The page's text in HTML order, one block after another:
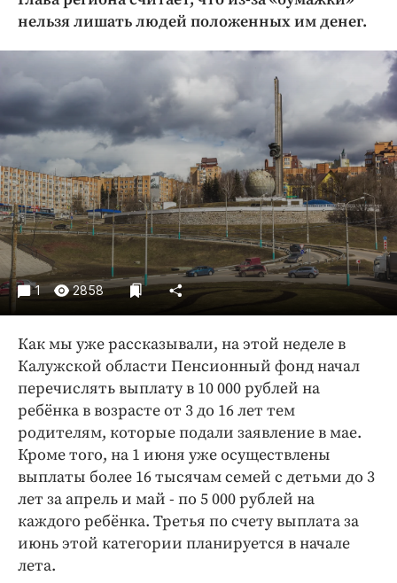
Криминал
Недвижимость и ЖКХ
Образование
Общество
Погода
Праздники
Происшествия
Спорт
Экономика и бизнес
ПРОЕКТЫ
Издания
Медиаперсона
Интересное чтиво
Клиника года
Бренд года
Работодатель года
нельзя лишать людей положенных им денег.
1 2858
Как мы уже рассказывали, на этой неделе в
Калужской области Пенсионный фонд начал
перечислять выплату в 10 000 рублей на
ребёнка в возрасте от 3 до 16 лет тем
родителям, которые подали заявление в мае.
Кроме того, на 1 июня уже осуществлены
выплаты более 16 тысячам семей с детьми до 3
лет за апрель и май - по 5 000 рублей на
каждого ребёнка. Третья по счету выплата за
июнь этой категории планируется в начале
лета.